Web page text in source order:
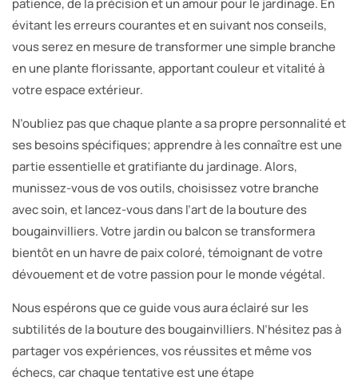
patience, de la précision et un amour pour le jardinage. En
évitant les erreurs courantes et en suivant nos conseils,
vous serez en mesure de transformer une simple branche
en une plante florissante, apportant couleur et vitalité à
votre espace extérieur.
N’oubliez pas que chaque plante a sa propre personnalité et
ses besoins spécifiques; apprendre à les connaître est une
partie essentielle et gratifiante du jardinage. Alors,
munissez-vous de vos outils, choisissez votre branche
avec soin, et lancez-vous dans l’art de la bouture des
bougainvilliers. Votre jardin ou balcon se transformera
bientôt en un havre de paix coloré, témoignant de votre
dévouement et de votre passion pour le monde végétal.
Nous espérons que ce guide vous aura éclairé sur les
subtilités de la bouture des bougainvilliers. N’hésitez pas à
partager vos expériences, vos réussites et même vos
échecs, car chaque tentative est une étape